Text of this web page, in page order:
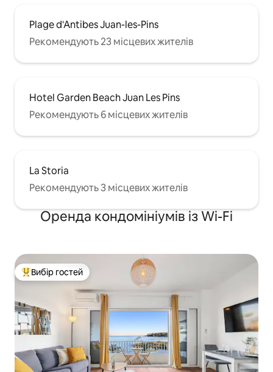
Plage d'Antibes Juan-les-Pins
Рекомендують 23 місцевих жителів
Hotel Garden Beach Juan Les Pins
Рекомендують 6 місцевих жителів
La Storia
Рекомендують 3 місцевих жителів
Оренда кондомініумів із Wi-Fi
Топ вибір гостей
Вибір гостей